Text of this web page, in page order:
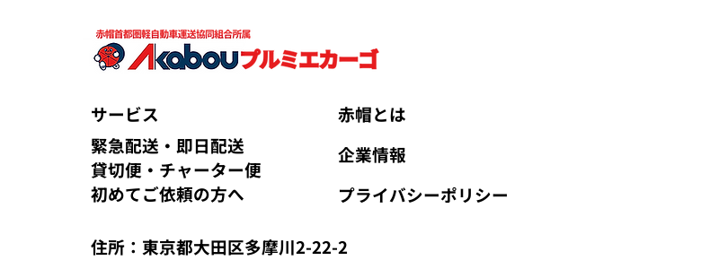
サービス
緊急配送・即日配送
貸切便・チャーター便
初めてご依頼の方へ
赤帽とは
企業情報
プライバシーポリシー
住所：東京都大田区多摩川2-22-2